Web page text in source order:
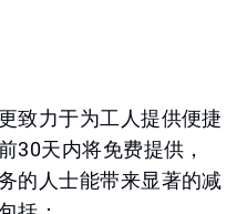
致力于为工人提供便捷
30天内将免费提供，
的人士能带来显著的减